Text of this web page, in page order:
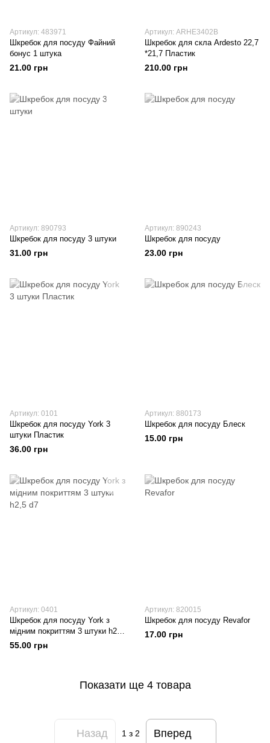
Артикул: 483971
Шкребок для посуду Файний
бонус 1 штука
21.00 грн
Артикул: ARHE3402B
Шкребок для скла Ardesto 22,7
*21,7 Пластик
210.00 грн
Артикул: 890793
Шкребок для посуду 3 штуки
31.00 грн
Артикул: 890243
Шкребок для посуду
23.00 грн
Артикул: 0101
Шкребок для посуду York 3
штуки Пластик
36.00 грн
Артикул: 880173
Шкребок для посуду Блеск
15.00 грн
Артикул: 0401
Шкребок для посуду York з
мідним покриттям 3 штуки h2,5
d7
55.00 грн
Артикул: 820015
Шкребок для посуду Revafor
17.00 грн
Показати ще 4 товара
Назад 1 з 2 Вперед